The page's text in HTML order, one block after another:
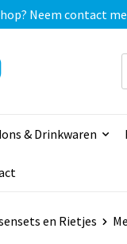
Neem contact
& Drinkwaren
en Rietjes